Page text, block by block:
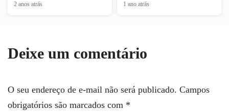
2 anos atrás 1 ano atrás
Deixe um comentário
O seu endereço de e-mail não será publicado. Campos
obrigatórios são marcados com *